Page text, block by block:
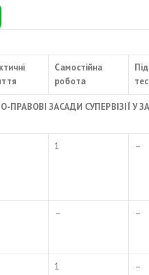
Самостійна
робота
ЗАСАДИ СУПЕРВІЗІЇ У
1 –
– –
1 –